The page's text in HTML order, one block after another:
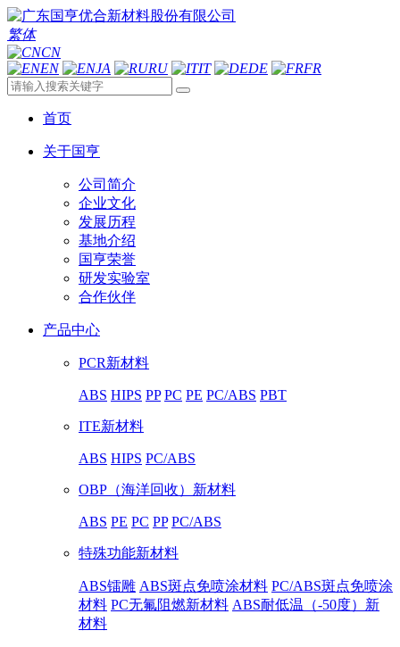
繁体
CN
EN
JA RU IT DE FR
首页
关于国亨
公司简介
企业文化
发展历程
基地介绍
国亨荣誉
研发实验室
合作伙伴
产品中心
PCR新材料
ABS HIPS PP PC PE PC/ABS PBT
ITE新材料
ABS HIPS PC/ABS
OBP（海洋回收）新材料
ABS PE PC PP PC/ABS
特殊功能新材料
ABS镭雕 ABS斑点免喷涂材料 PC/ABS斑点免喷涂
材料 PC无氟阻燃新材料 ABS耐低温（-50度）新
材料